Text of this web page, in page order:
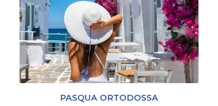
PASQUA ORTODOSSA